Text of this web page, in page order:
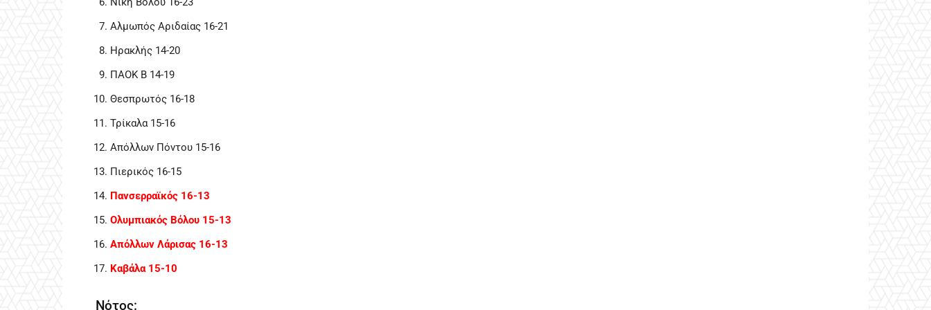
Αλμωπός Αριδαίας 16-21
Ηρακλής 14-20
ΠΑΟΚ Β 14-19
Θεσπρωτός 16-18
Τρίκαλα 15-16
Απόλλων Πόντου 15-16
Πιερικός 16-15
Πανσερραϊκός 16-13
Ολυμπιακός Βόλου 15-13
Απόλλων Λάρισας 16-13
Καβάλα 15-10
Νότος: